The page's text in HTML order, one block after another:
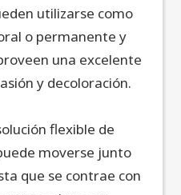
utilizarse como
o permanente y
una excelente
y decoloración.
flexible de
moverse junto
que se contrae con